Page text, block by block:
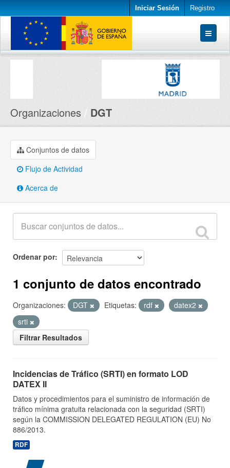
Iniciar Sesión Registro
Conjuntos de datos
Organizaciones DGT
Conjuntos de datos
Flujo de Actividad
Acerca de
Ordenar por
1 conjunto de datos encontrado
Organizaciones: DGT Etiquetas: rdf
datex2
srti
Filtrar Resultados
Incidencias de Tráfico (SRTI) en formato LOD
DATEX II
Datos y procedimientos para el suministro de información de
tráfico mínima gratuita relacionada con la seguridad (SRTI)
según la COMMISSION DELEGATED REGULATION (EU) No
886/2013.
RDF